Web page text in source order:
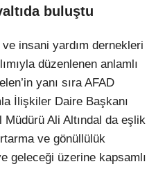
buluştu
insani yardım dernekleri
düzenlenen anlamlı
yanı sıra AFAD
İlişkiler Daire Başkanı
Ali Altındal da eşlik
ve gönüllülük
geleceği üzerine kapsamlı